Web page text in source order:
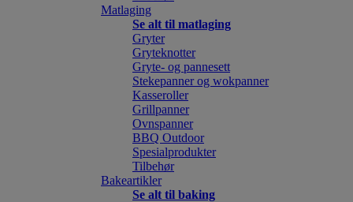
Matlaging
Se alt til matlaging
Gryter
Gryteknotter
Gryte- og pannesett
Stekepanner og wokpanner
Kasseroller
Grillpanner
Ovnspanner
BBQ Outdoor
Spesialprodukter
Tilbehør
Bakeartikler
Se alt til baking